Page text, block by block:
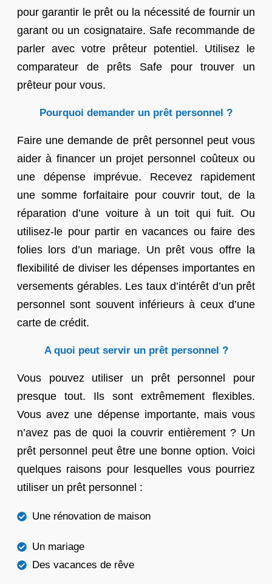
pour garantir le prêt ou la nécessité de fournir un
garant ou un cosignataire. Safe recommande de
parler avec votre prêteur potentiel. Utilisez le
comparateur de prêts Safe pour trouver un
prêteur pour vous.
Pourquoi demander un prêt personnel ?
Faire une demande de prêt personnel peut vous
aider à financer un projet personnel coûteux ou
une dépense imprévue. Recevez rapidement
une somme forfaitaire pour couvrir tout, de la
réparation d’une voiture à un toit qui fuit. Ou
utilisez-le pour partir en vacances ou faire des
folies lors d’un mariage. Un prêt vous offre la
flexibilité de diviser les dépenses importantes en
versements gérables. Les taux d’intérêt d’un prêt
personnel sont souvent inférieurs à ceux d’une
carte de crédit.
A quoi peut servir un prêt personnel ?
Vous pouvez utiliser un prêt personnel pour
presque tout. Ils sont extrêmement flexibles.
Vous avez une dépense importante, mais vous
n’avez pas de quoi la couvrir entièrement ? Un
prêt personnel peut être une bonne option. Voici
quelques raisons pour lesquelles vous pourriez
utiliser un prêt personnel :
Une rénovation de maison
Un mariage
Des vacances de rêve